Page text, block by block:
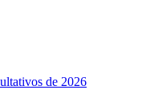
de 2026